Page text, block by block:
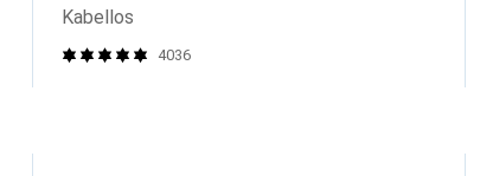
Kabellos
4036